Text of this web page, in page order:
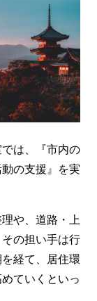
は、『市内の
の支援』を実
や、道路・上
の担い手は行
経て、居住環
ていくといっ